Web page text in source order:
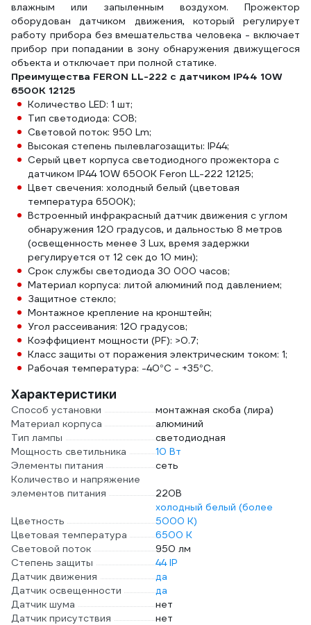
влажным или запыленным воздухом. Прожектор
оборудован датчиком движения, который регулирует
работу прибора без вмешательства человека - включает
прибор при попадании в зону обнаружения движущегося
объекта и отключает при полной статике.
Преимущества FERON LL-222 с датчиком IP44 10W
6500K 12125
Количество LED: 1 шт;
Тип светодиода: COB;
Световой поток: 950 Lm;
Высокая степень пылевлагозащиты: IP44;
Серый цвет корпуса светодиодного прожектора с
датчиком IP44 10W 6500K Feron LL-222 12125;
Цвет свечения: холодный белый (цветовая
температура 6500К);
Встроенный инфракрасный датчик движения с углом
обнаружения 120 градусов, и дальностью 8 метров
(освещенность менее 3 Lux, время задержки
регулируется от 12 сек до 10 мин);
Срок службы светодиода 30 000 часов;
Материал корпуса: литой алюминий под давлением;
Защитное стекло;
Монтажное крепление на кронштейн;
Угол рассеивания: 120 градусов;
Коэффициент мощности (PF): >0.7;
Класс защиты от поражения электрическим током: 1;
Рабочая температура: -40°C - +35°C.
Характеристики
Способ установки
монтажная скоба (лира)
Материал корпуса
алюминий
Тип лампы
светодиодная
Мощность светильника
10 Вт
Элементы питания
сеть
Количество и напряжение
элементов питания
220В
Цветность
холодный белый (более
5000 К)
Цветовая температура
6500 К
Световой поток
950 лм
Степень защиты
44 IP
Датчик движения
да
Датчик освещенности
да
Датчик шума
нет
Датчик присутствия
нет